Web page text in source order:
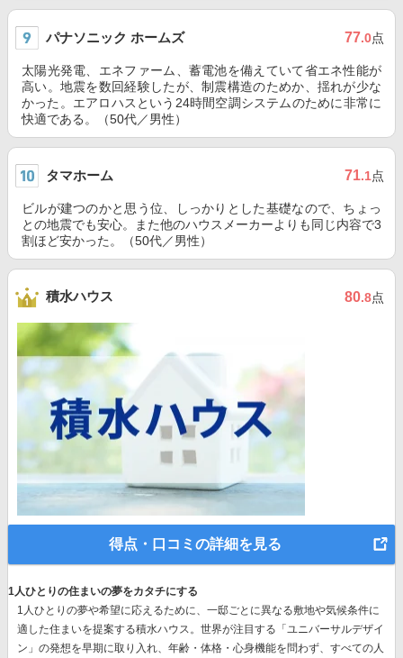
パナソニック ホームズ 77.0点
太陽光発電、エネファーム、蓄電池を備えていて省エネ性能が
高い。地震を数回経験したが、制震構造のためか、揺れが少な
かった。エアロハスという24時間空調システムのために非常に
快適である。（50代／男性）
タマホーム 71.1点
ビルが建つのかと思う位、しっかりとした基礎なので、ちょっ
との地震でも安心。また他のハウスメーカーよりも同じ内容で3
割ほど安かった。（50代／男性）
積水ハウス 80.8点
得点・口コミの詳細を見る
1人ひとりの住まいの夢をカタチにする
1人ひとりの夢や希望に応えるために、一邸ごとに異なる敷地や気候条件に
適した住まいを提案する積水ハウス。世界が注目する 「ユニバーサルデザイ
ン」の発想を早期に取り入れ、年齢・体格・心身機能を問わず、すべての人